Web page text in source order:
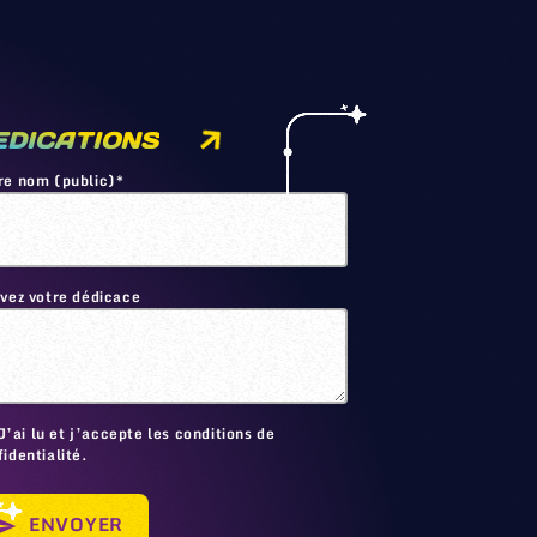
nom (public)*
votre dédicace
lu et j’accepte les conditions de
ENVOYER